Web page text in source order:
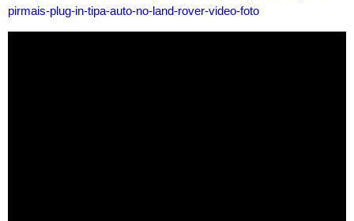
pirmais-plug-in-tipa-auto-no-land-rover-video-foto